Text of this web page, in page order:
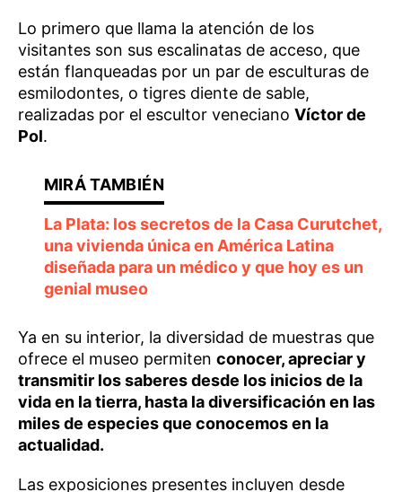
Lo primero que llama la atención de los
visitantes son sus escalinatas de acceso, que
están flanqueadas por un par de esculturas de
esmilodontes, o tigres diente de sable,
realizadas por el escultor veneciano Víctor de
Pol.
La Plata: los secretos de la Casa Curutchet,
una vivienda única en América Latina
diseñada para un médico y que hoy es un
genial museo
Ya en su interior, la diversidad de muestras que
ofrece el museo permiten conocer, apreciar y
transmitir los saberes desde los inicios de la
vida en la tierra, hasta la diversificación en las
miles de especies que conocemos en la
actualidad.
Las exposiciones presentes incluyen desde